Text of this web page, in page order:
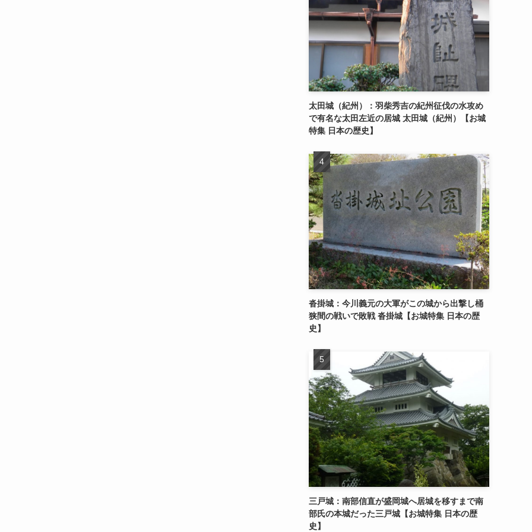
太田城（紀州）：羽柴秀吉の紀州征伐の水攻め
で有名な太田左近の居城 太田城（紀州）【お城
特集 日本の歴史】
沓掛城：今川義元の大軍がこの城から出撃し桶
狭間の戦いで敗戦 沓掛城【お城特集 日本の歴
史】
三戸城：南部信直が盛岡城へ居城を移すまで南
部氏の本城だった三戸城【お城特集 日本の歴
史】